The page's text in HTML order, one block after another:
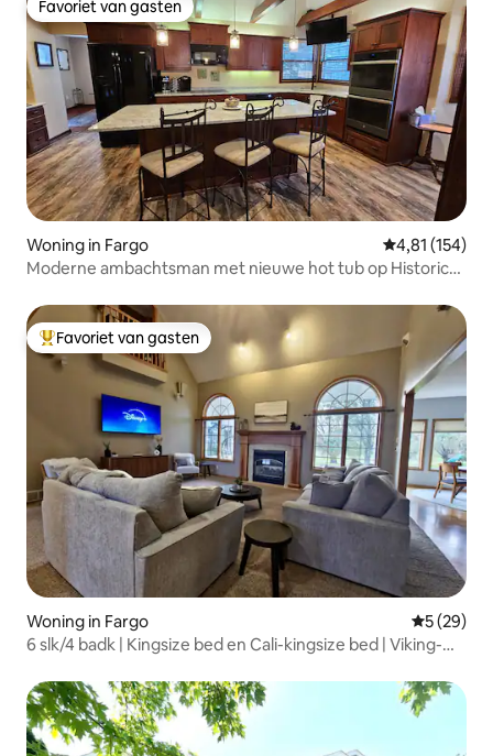
Favoriet van gasten
Favoriet van gasten
Woning in Fargo Gemiddelde
4,81 (154)
Moderne ambachtsman met nieuwe hot tub op Historic
Topfavoriet van gasten
Favoriet van gasten
Woning in Fargo
5 (29)
6 slk/4 badk | Kingsize bed en Cali-kingsize bed | Viking-